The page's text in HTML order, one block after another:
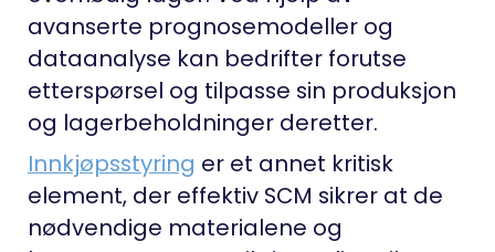
avanserte prognosemodeller og
dataanalyse kan bedrifter forutse
etterspørsel og tilpasse sin produksjon
og lagerbeholdninger deretter.
Innkjøpsstyring er et annet kritisk
element, der effektiv SCM sikrer at de
nødvendige materialene og